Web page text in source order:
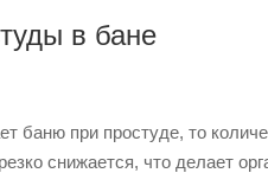
в бане
баню при простуде, то
снижается, что делает